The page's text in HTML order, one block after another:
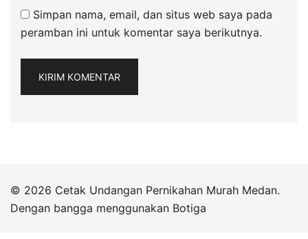
Simpan nama, email, dan situs web saya pada
peramban ini untuk komentar saya berikutnya.
© 2026 Cetak Undangan Pernikahan Murah Medan.
Dengan bangga menggunakan Botiga